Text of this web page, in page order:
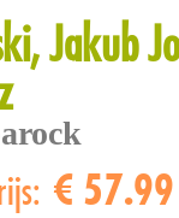
Jakub
€ 57.99